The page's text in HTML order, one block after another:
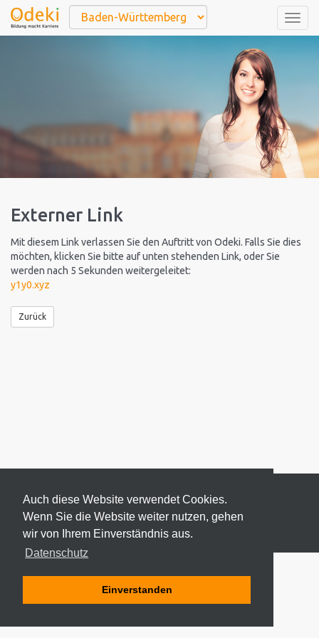
Auch diese Website verwendet Cookies.
Wenn Sie die Website weiter nutzen, gehen
wir von Ihrem Einverständnis aus.
Datenschutz
Einverstanden
Externer Link
Mit diesem Link verlassen Sie den Auftritt von Odeki. Falls Sie dies
möchten, klicken Sie bitte auf unten stehenden Link, oder Sie
werden nach 5 Sekunden weitergeleitet:
y1y0.xyz
Zurück
© 2026 ODEKI - ALLE RECHTE VORBEHALTEN